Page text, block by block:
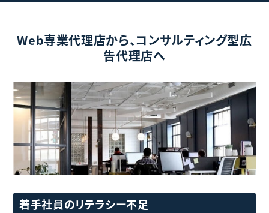
Web専業代理店から、コンサルティング型広
告代理店へ
若手社員のリテラシー不足